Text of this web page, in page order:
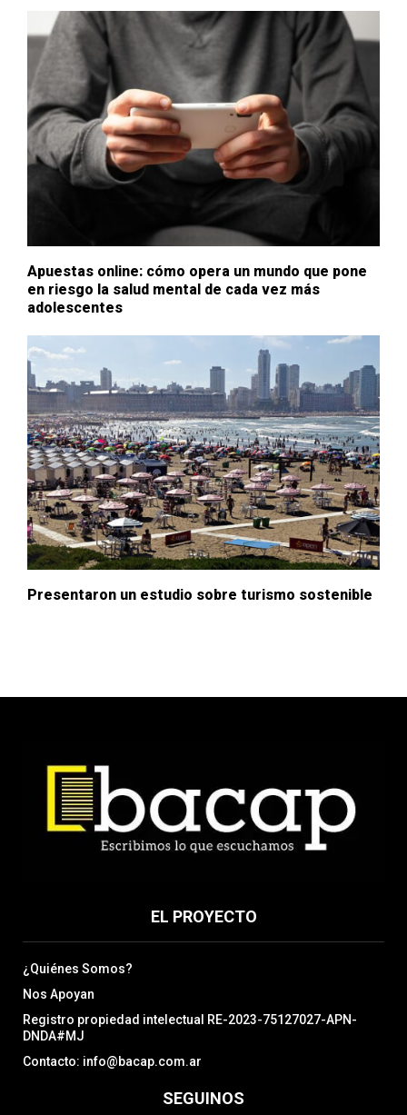
Apuestas online: cómo opera un mundo que pone
en riesgo la salud mental de cada vez más
adolescentes
Presentaron un estudio sobre turismo sostenible
EL PROYECTO
¿Quiénes Somos?
Nos Apoyan
Registro propiedad intelectual RE-2023-75127027-APN-
DNDA#MJ
Contacto: info@bacap.com.ar
SEGUINOS